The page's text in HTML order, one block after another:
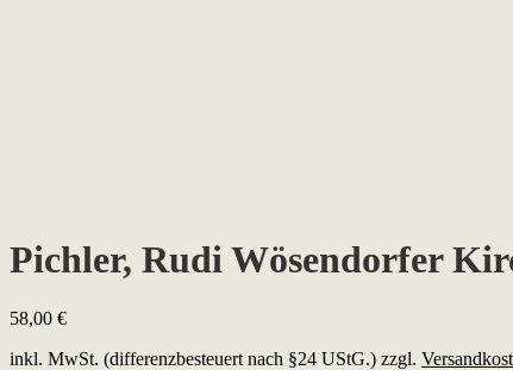
Pichler, Rudi Wösendorfer
58,00 €
inkl. MwSt. (differenzbesteuert nach §24 UStG.) zzgl.